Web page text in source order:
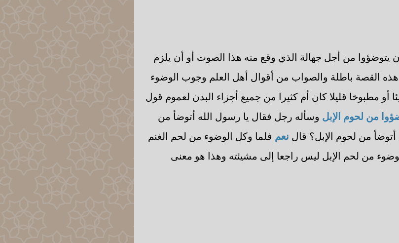
يتوضؤوا من أجل جهالة الذي وقع منه هذا الصوت أو أن يلزم
القصة باطلة والصواب من أقوال أهل العلم وجوب الوضوء
أو مطبوخا قليلا كان أم كثيرا من جميع أجزاء البدن لعموم قول
من لحوم الإبل وسأله رجل فقال يا رسول الله أتوضأ من
أتوضأ من لحوم الإبل؟ قال نعم فلما وكل الوضوء من لحم الغنم
من لحم الإبل ليس راجعا إلى مشيئته وهذا هو معنى